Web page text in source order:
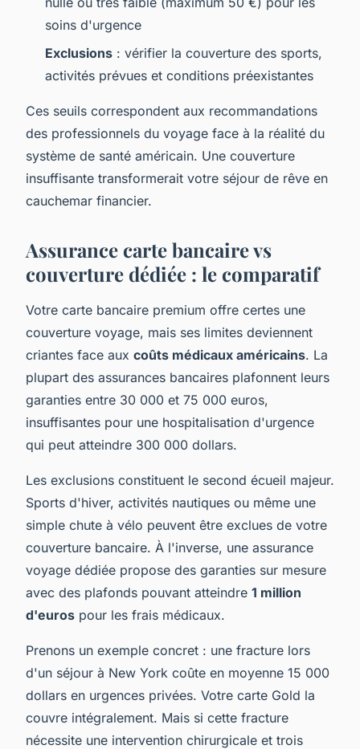
soins d'urgence
Exclusions : vérifier la couverture des sports,
activités prévues et conditions préexistantes
Ces seuils correspondent aux recommandations
des professionnels du voyage face à la réalité du
système de santé américain. Une couverture
insuffisante transformerait votre séjour de rêve en
cauchemar financier.
Assurance carte bancaire vs
couverture dédiée : le comparatif
Votre carte bancaire premium offre certes une
couverture voyage, mais ses limites deviennent
criantes face aux coûts médicaux américains. La
plupart des assurances bancaires plafonnent leurs
garanties entre 30 000 et 75 000 euros,
insuffisantes pour une hospitalisation d'urgence
qui peut atteindre 300 000 dollars.
Les exclusions constituent le second écueil majeur.
Sports d'hiver, activités nautiques ou même une
simple chute à vélo peuvent être exclues de votre
couverture bancaire. À l'inverse, une assurance
voyage dédiée propose des garanties sur mesure
avec des plafonds pouvant atteindre 1 million
d'euros pour les frais médicaux.
Prenons un exemple concret : une fracture lors
d'un séjour à New York coûte en moyenne 15 000
dollars en urgences privées. Votre carte Gold la
couvre intégralement. Mais si cette fracture
nécessite une intervention chirurgicale et trois